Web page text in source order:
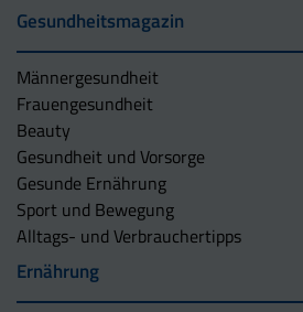
Gesundheitsmagazin
Männergesundheit
Frauengesundheit
Beauty
Gesundheit und Vorsorge
Gesunde Ernährung
Sport und Bewegung
Alltags- und Verbrauchertipps
Ernährung